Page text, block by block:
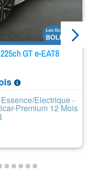
GT e-EAT8
Electrique -
Premium 12 Mois